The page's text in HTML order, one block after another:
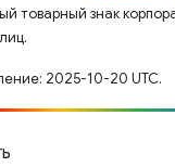
товарный знак
2025-10-20 UTC.